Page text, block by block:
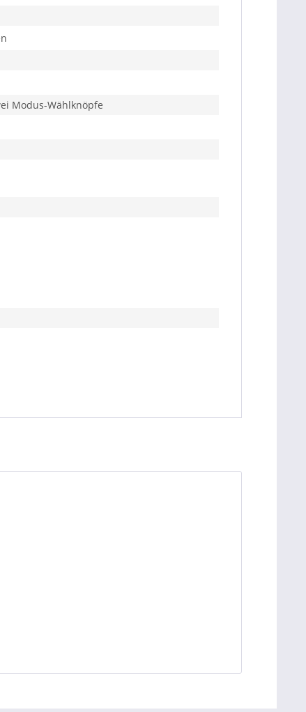
Modus-Wählknöpfe